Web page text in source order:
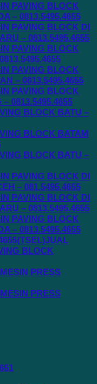
PAVING BLOCK
– 0813.5495.4655
PAVING BLOCK DI
– 0813.5495.4655
PAVING BLOCK
PAVING BLOCK
– 0813.5495.4655
PAVING BLOCK
0813.5495.4655
BLOCK BATU –
BLOCK BATAM
BLOCK BATU –
PAVING BLOCK DI
– 081.5495.4655
PAVING BLOCK DI
– 0813.5495.4655
PAVING BLOCK
– 0813.5495.4655
BLOCK
PRESS
PRESS